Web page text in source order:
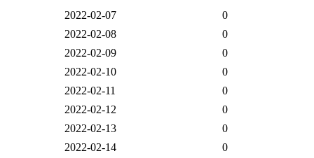
2022-02-07
0
2022-02-08
0
2022-02-09
0
2022-02-10
0
2022-02-11
0
2022-02-12
0
2022-02-13
0
2022-02-14
0